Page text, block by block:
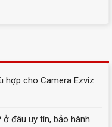
hợp cho Camera Ezviz
ở đâu uy tín, bảo hành